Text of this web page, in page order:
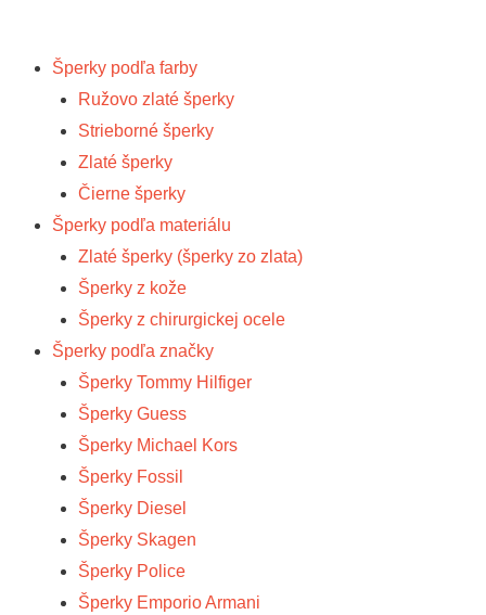
Šperky podľa farby
Ružovo zlaté šperky
Strieborné šperky
Zlaté šperky
Čierne šperky
Šperky podľa materiálu
Zlaté šperky (šperky zo zlata)
Šperky z kože
Šperky z chirurgickej ocele
Šperky podľa značky
Šperky Tommy Hilfiger
Šperky Guess
Šperky Michael Kors
Šperky Fossil
Šperky Diesel
Šperky Skagen
Šperky Police
Šperky Emporio Armani